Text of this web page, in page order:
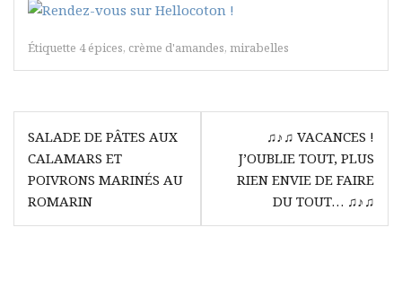
Étiquette 4 épices, crème d'amandes, mirabelles
Navigation
de
l’article
SALADE DE PÂTES AUX
CALAMARS ET
POIVRONS MARINÉS AU
ROMARIN
♫♪♫ VACANCES !
J’OUBLIE TOUT, PLUS
RIEN ENVIE DE FAIRE
DU TOUT… ♫♪♫